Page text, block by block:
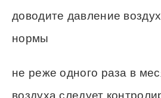
доводите давление
нормы
не реже одного раза в